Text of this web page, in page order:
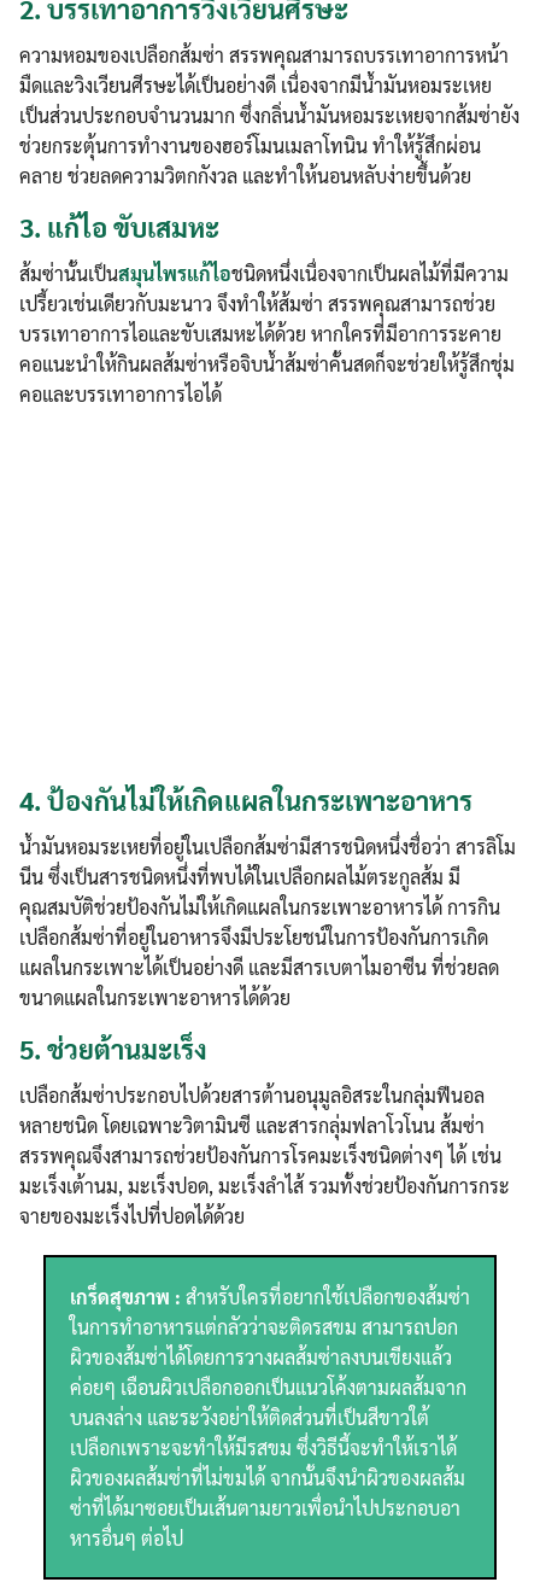
2. บรรเทาอาการวิงเวียนศีรษะ
ความหอมของเปลือกส้มซ่า สรรพคุณสามารถบรรเทาอาการหน้า
มืดและวิงเวียนศีรษะได้เป็นอย่างดี เนื่องจากมีน้ำมันหอมระเหย
เป็นส่วนประกอบจำนวนมาก ซึ่งกลิ่นน้ำมันหอมระเหยจากส้มซ่ายัง
ช่วยกระตุ้นการทำงานของฮอร์โมนเมลาโทนิน ทำให้รู้สึกผ่อน
คลาย ช่วยลดความวิตกกังวล และทำให้นอนหลับง่ายขึ้นด้วย
3. แก้ไอ ขับเสมหะ
ส้มซ่านั้นเป็นสมุนไพรแก้ไอชนิดหนึ่งเนื่องจากเป็นผลไม้ที่มีความ
เปรี้ยวเช่นเดียวกับมะนาว จึงทำให้ส้มซ่า สรรพคุณสามารถช่วย
บรรเทาอาการไอและขับเสมหะได้ด้วย หากใครที่มีอาการระคาย
คอแนะนำให้กินผลส้มซ่าหรือจิบน้ำส้มซ่าคั้นสดก็จะช่วยให้รู้สึกชุ่ม
คอและบรรเทาอาการไอได้
4. ป้องกันไม่ให้เกิดแผลในกระเพาะอาหาร
น้ำมันหอมระเหยที่อยู่ในเปลือกส้มซ่ามีสารชนิดหนึ่งชื่อว่า สารลิโม
นีน ซึ่งเป็นสารชนิดหนึ่งที่พบได้ในเปลือกผลไม้ตระกูลส้ม มี
คุณสมบัติช่วยป้องกันไม่ให้เกิดแผลในกระเพาะอาหารได้ การกิน
เปลือกส้มซ่าที่อยู่ในอาหารจึงมีประโยชน์ในการป้องกันการเกิด
แผลในกระเพาะได้เป็นอย่างดี และมีสารเบตาไมอาซีน ที่ช่วยลด
ขนาดแผลในกระเพาะอาหารได้ด้วย
5. ช่วยต้านมะเร็ง
เปลือกส้มซ่าประกอบไปด้วยสารต้านอนุมูลอิสระในกลุ่มฟีนอล
หลายชนิด โดยเฉพาะวิตามินซี และสารกลุ่มฟลาโวโนน ส้มซ่า
สรรพคุณจึงสามารถช่วยป้องกันการโรคมะเร็งชนิดต่างๆ ได้ เช่น
มะเร็งเต้านม, มะเร็งปอด, มะเร็งลำไส้ รวมทั้งช่วยป้องกันการกระ
จายของมะเร็งไปที่ปอดได้ด้วย
เกร็ดสุขภาพ : สำหรับใครที่อยากใช้เปลือกของส้มซ่า
ในการทำอาหารแต่กลัวว่าจะติดรสขม สามารถปอก
ผิวของส้มซ่าได้โดยการวางผลส้มซ่าลงบนเขียงแล้ว
ค่อยๆ เฉือนผิวเปลือกออกเป็นแนวโค้งตามผลส้มจาก
บนลงล่าง และระวังอย่าให้ติดส่วนที่เป็นสีขาวใต้
เปลือกเพราะจะทำให้มีรสขม ซึ่งวิธีนี้จะทำให้เราได้
ผิวของผลส้มซ่าที่ไม่ขมได้ จากนั้นจึงนำผิวของผลส้ม
ซ่าที่ได้มาซอยเป็นเส้นตามยาวเพื่อนำไปประกอบอา
หารอื่นๆ ต่อไป